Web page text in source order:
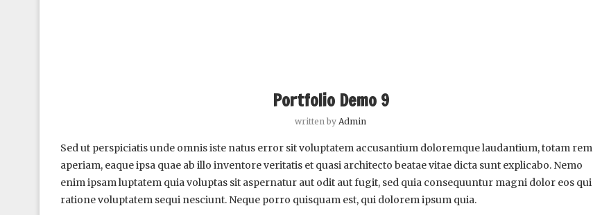
Portfolio Demo 9
written byAdmin
Sed ut perspiciatis unde omnis iste natus error sit voluptatem accusantium doloremque laudantium, totam rem
aperiam, eaque ipsa quae ab illo inventore veritatis et quasi architecto beatae vitae dicta sunt explicabo. Nemo
enim ipsam luptatem quia voluptas sit aspernatur aut odit aut fugit, sed quia consequuntur magni dolor eos qui
ratione voluptatem sequi nesciunt. Neque porro quisquam est, qui dolorem ipsum quia.